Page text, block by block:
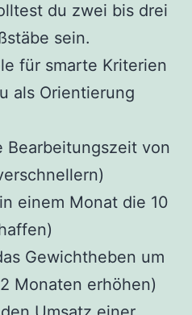
du zwei bis drei
sein.
für smarte Kriterien
als Orientierung
von
Monat die 10
Gewichtheben um
Monaten erhöhen)